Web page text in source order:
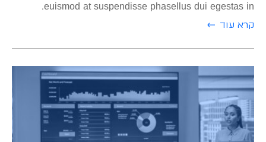
euismod at suspendisse phasellus dui egestas in.
קרא עוד